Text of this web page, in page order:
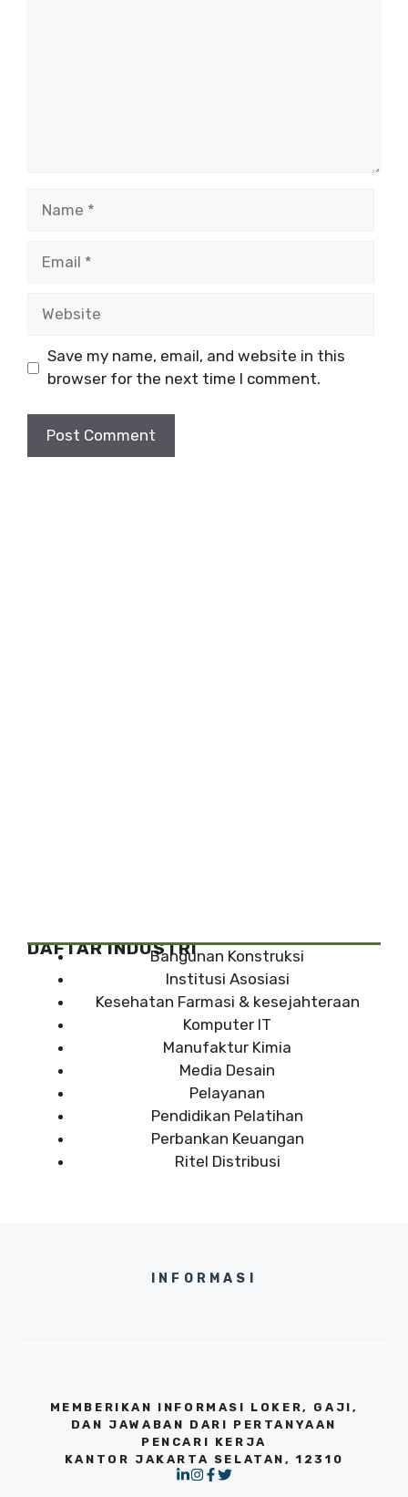
Save my name, email, and website in this
browser for the next time I comment.
DAFTAR INDUSTRIBangunan Konstruksi
Institusi Asosiasi
Kesehatan Farmasi & kesejahteraan
Komputer IT
Manufaktur Kimia
Media Desain
Pelayanan
Pendidikan Pelatihan
Perbankan Keuangan
Ritel Distribusi
INFORMASI
MEMBERIKAN INFORMASI LOKER, GAJI,
DAN JAWABAN DARI PERTANYAAN
PENCARI KERJA
KANTOR JAKARTA SELATAN, 12310